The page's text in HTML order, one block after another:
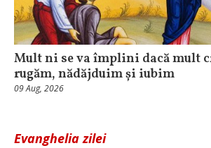
Mult ni se va împlini dacă mult
rugăm, nădăjduim și iubim
09 Aug, 2026
Evanghelia zilei